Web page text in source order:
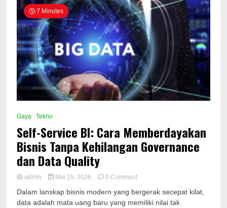
7 Minutes
Gaya Tekno
Self-Service BI: Cara Memberdayakan
Bisnis Tanpa Kehilangan Governance
dan Data Quality
admin Mei 25, 2026 0 Commenton
Service
BI:
Dalam lanskap bisnis modern yang bergerak secepat kilat,
data adalah mata uang baru yang memiliki nilai tak